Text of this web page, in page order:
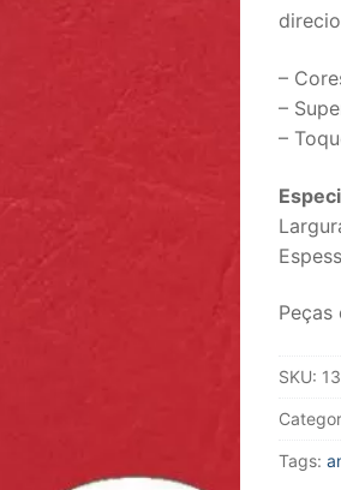
–
–
–
SKU:
Tags: